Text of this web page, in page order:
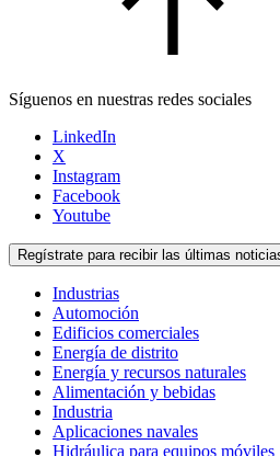
Síguenos en nuestras redes sociales
LinkedIn
X
Instagram
Facebook
Youtube
Regístrate para recibir las últimas
Industrias
Automoción
Edificios comerciales
Energía de distrito
Energía y recursos naturales
Alimentación y bebidas
Industria
Aplicaciones navales
Hidráulica para equipos móviles